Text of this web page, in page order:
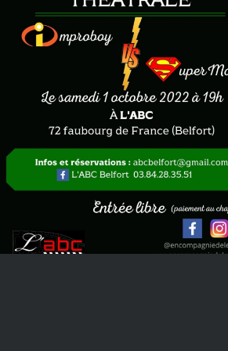
équipe française et belfortaine,
se mesurera au talent des 6 rats
de Martigny, équipe venue tout
droit de…
Partager :
X Facebook
E-mail